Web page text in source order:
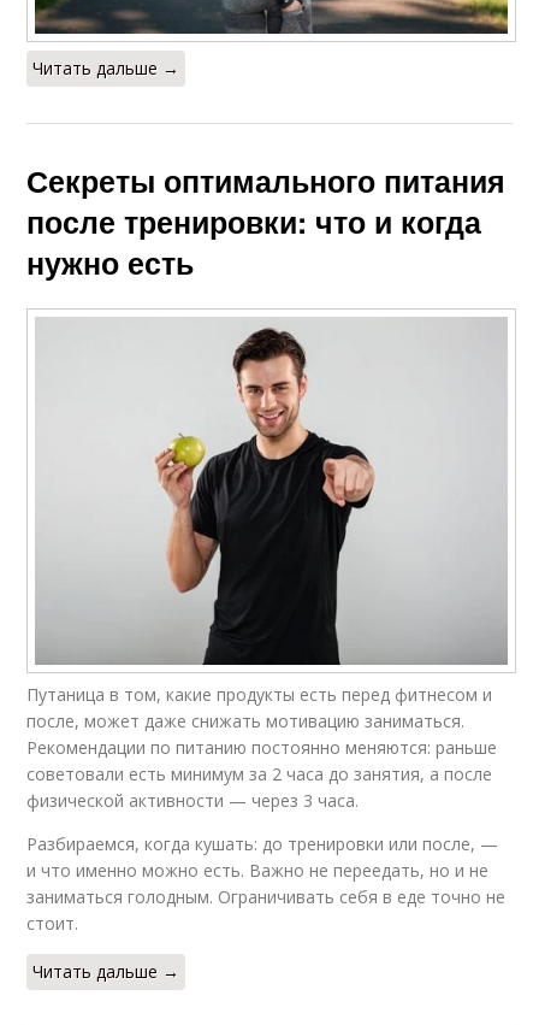
Читать дальше →
Секреты оптимального питания
после тренировки: что и когда
нужно есть
Путаница в том, какие продукты есть перед фитнесом и
после, может даже снижать мотивацию заниматься.
Рекомендации по питанию постоянно меняются: раньше
советовали есть минимум за 2 часа до занятия, а после
физической активности — через 3 часа.
Разбираемся, когда кушать: до тренировки или после, —
и что именно можно есть. Важно не переедать, но и не
заниматься голодным. Ограничивать себя в еде точно не
стоит.
Читать дальше →